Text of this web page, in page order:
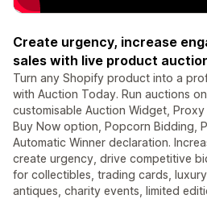
Create urgency, increase
sales with live product
Turn any Shopify product into a
with Auction Today. Run auctions
customisable Auction Widget,
Buy Now option, Popcorn Bidding,
Automatic Winner declaration.
create urgency, drive competitive
for collectibles, trading cards,
antiques, charity events, limited